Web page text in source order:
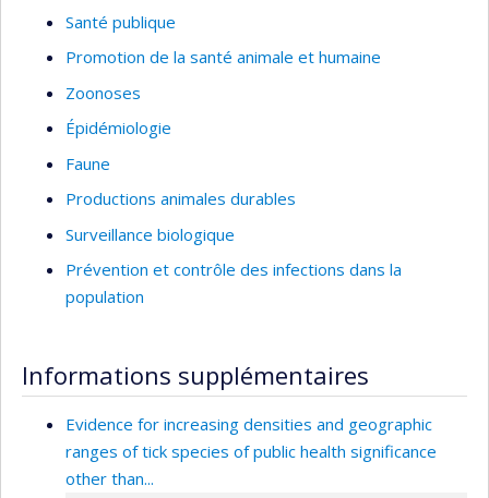
Santé publique
Promotion de la santé animale et humaine
Zoonoses
Épidémiologie
Faune
Productions animales durables
Surveillance biologique
Prévention et contrôle des infections dans la
population
Informations supplémentaires
Evidence for increasing densities and geographic
ranges of tick species of public health significance
other than...